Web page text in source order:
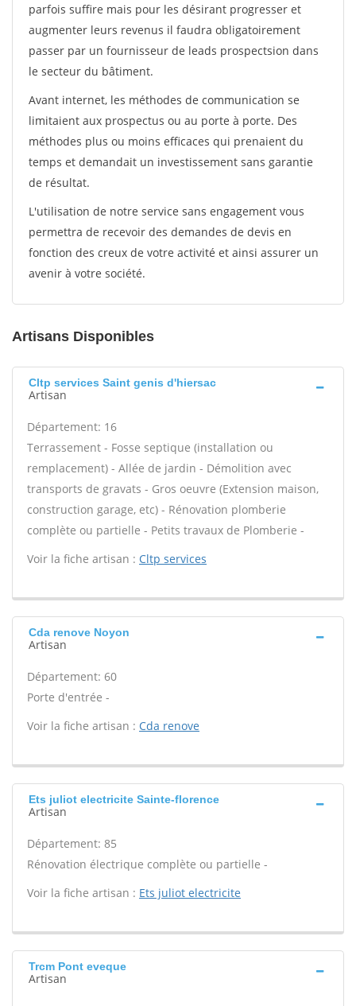
parfois suffire mais pour les désirant progresser et
augmenter leurs revenus il faudra obligatoirement
passer par un fournisseur de leads prospectsion dans
le secteur du bâtiment.
Avant internet, les méthodes de communication se
limitaient aux prospectus ou au porte à porte. Des
méthodes plus ou moins efficaces qui prenaient du
temps et demandait un investissement sans garantie
de résultat.
L'utilisation de notre service sans engagement vous
permettra de recevoir des demandes de devis en
fonction des creux de votre activité et ainsi assurer un
avenir à votre société.
Artisans Disponibles
Cltp services Saint genis d'hiersac
Artisan
Département: 16
Terrassement - Fosse septique (installation ou
remplacement) - Allée de jardin - Démolition avec
transports de gravats - Gros oeuvre (Extension maison,
construction garage, etc) - Rénovation plomberie
complète ou partielle - Petits travaux de Plomberie -
Voir la fiche artisan : Cltp services
Cda renove Noyon
Artisan
Département: 60
Porte d'entrée -
Voir la fiche artisan : Cda renove
Ets juliot electricite Sainte-florence
Artisan
Département: 85
Rénovation électrique complète ou partielle -
Voir la fiche artisan : Ets juliot electricite
Trcm Pont eveque
Artisan